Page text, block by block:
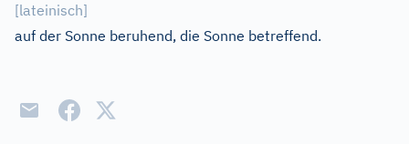
[lateinisch]
auf der Sonne beruhend, die Sonne betreffend.